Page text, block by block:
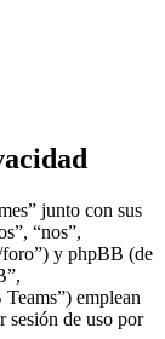
junto con sus
“nos”,
foro”) y phpBB (de
emplean
sesión de uso por